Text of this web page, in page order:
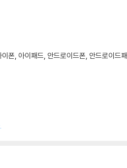
폰, 아이패드, 안드로이드폰, 안드로이드